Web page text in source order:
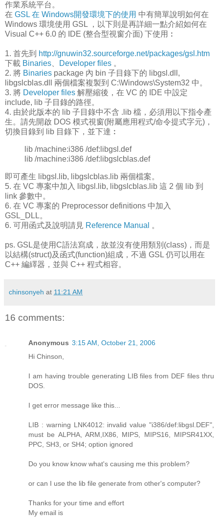
作業系統平台。
在 GSL 在 Windows開發環境下的使用 中有簡單說明如何在
Windows 環境使用 GSL ，以下則是再詳細一點介紹如何在
Visual C++ 6.0 的 IDE (整合型視窗介面) 下使用︰
1. 首先到 http://gnuwin32.sourceforge.net/packages/gsl.htm
下載 Binaries、 Developer files 。
2. 將 Binaries package 內 bin 子目錄下的 libgsl.dll,
libgslcblas.dll 兩個檔案複製到 C:\Windows\System32 中。
3. 將 Developer files 解壓縮後，在 VC 的 IDE 中設定
include, lib 子目錄的路徑。
4. 由於此版本的 lib 子目錄中不含 .lib 檔，必須用以下指令產
生。請先開啟 DOS 模式視窗(附屬應用程式/命令提式字元)，
切換目錄到 lib 目錄下，並下達︰
lib /machine:i386 /def:libgsl.def
lib /machine:i386 /def:libgslcblas.def
即可產生 libgsl.lib, libgslcblas.lib 兩個檔案。
5. 在 VC 專案中加入 libgsl.lib, libgslcblas.lib 這 2 個 lib 到
link 參數中。
6. 在 VC 專案的 Preprocessor definitions 中加入
GSL_DLL。
6. 可用函式及說明請見 Reference Manual 。
ps. GSL是使用C語法寫成，故並沒有使用類別(class)，而是
以結構(struct)及函式(function)組成，不過 GSL 仍可以用在
C++ 編繹器，並與 C++ 程式相容。
chinsonyeh at 11:21 AM
16 comments:
Anonymous 3:15 AM, October 21, 2006
Hi Chinson,
I am having trouble generating LIB files from DEF files thru
DOS.
I get error message like this...
LIB : warning LNK4012: invalid value "i386/def:libgsl.DEF",
must be ALPHA, ARM,IX86, MIPS, MIPS16, MIPSR41XX,
PPC, SH3, or SH4; option ignored
Do you know know what's causing me this problem?
or can I use the lib file generate from other's computer?
Thanks for your time and effort
My email is